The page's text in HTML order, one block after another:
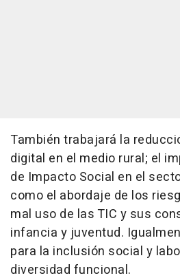
También trabajará la
digital en el medio rural; el
de Impacto Social en el
como el abordaje de los
mal uso de las TIC y sus
infancia y juventud.
para la inclusión social y
diversidad funcional.